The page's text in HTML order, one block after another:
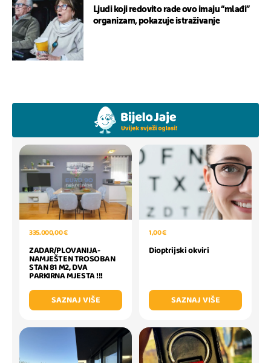
Ljudi koji redovito rade ovo imaju “mlađi”
organizam, pokazuje istraživanje
335.000,00 €
ZADAR/PLOVANIJA-
NAMJEŠTEN TROSOBAN
STAN 81 M2, DVA
PARKIRNA MJESTA !!!
SAZNAJ VIŠE
1,00 €
Dioptrijski okviri
SAZNAJ VIŠE